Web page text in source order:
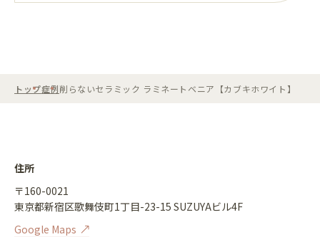
トップ症例削らないセラミック ラミネートベニア【カブキホワイト】
住所
〒160-0021
東京都新宿区歌舞伎町1丁目-23-15 SUZUYAビル4F
Google Maps